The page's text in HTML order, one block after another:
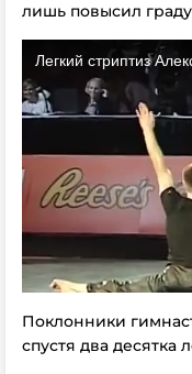
лишь повысил
Поклонники
спустя два десятка